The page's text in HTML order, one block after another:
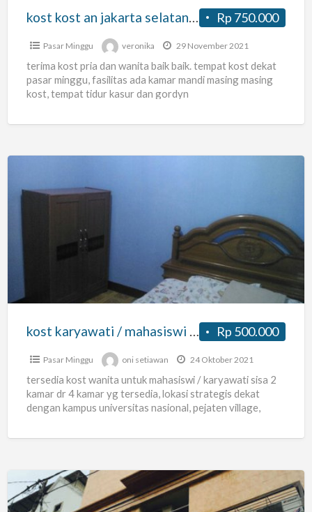
Rp 750.000
Pasar Minggu veronika 29 November 2021
terima kost pria dan wanita baik baik. tempat kost dekat
pasar minggu, fasilitas ada kamar mandi masing masing
kost, tempat tidur kasur dan gordyn
kost
mahasiswi
pasar
dekat
unas
Rp 500.000
kost karyawati / mahasiswi di jatipadang pasar minggu dekat unas
Pasar Minggu oni setiawan 24 Oktober 2021
tersedia kost wanita untuk mahasiswi / karyawati sisa 2
kamar dr 4 kamar yg tersedia, lokasi strategis dekat
dengan kampus universitas nasional, pejaten village,
Kost